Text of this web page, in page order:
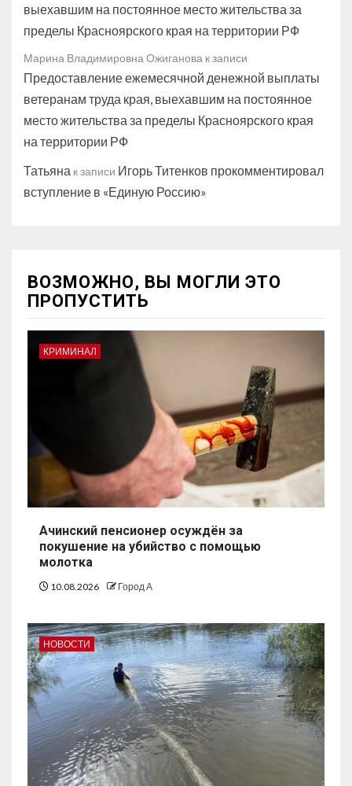
выехавшим на постоянное место жительства за
пределы Красноярского края на территории РФ
Марина Владимировна Ожиганова к записи
Предоставление ежемесячной денежной выплаты
ветеранам труда края, выехавшим на постоянное
место жительства за пределы Красноярского края
на территории РФ
Татьяна к записи Игорь Титенков прокомментировал
вступление в «Единую Россию»
ВОЗМОЖНО, ВЫ МОГЛИ ЭТО
ПРОПУСТИТЬ
КРИМИНАЛ
Ачинский пенсионер осуждён за
покушение на убийство с помощью
молотка
10.08.2026 Город А
НОВОСТИ